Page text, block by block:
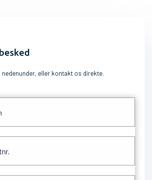
nedenunder, eller kontakt os direkte.